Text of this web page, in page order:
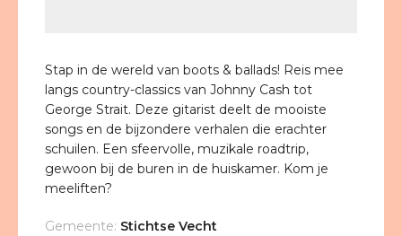
Stap in de wereld van boots & ballads! Reis mee
langs country-classics van Johnny Cash tot
George Strait. Deze gitarist deelt de mooiste
songs en de bijzondere verhalen die erachter
schuilen. Een sfeervolle, muzikale roadtrip,
gewoon bij de buren in de huiskamer. Kom je
meeliften?
Gemeente: Stichtse Vecht